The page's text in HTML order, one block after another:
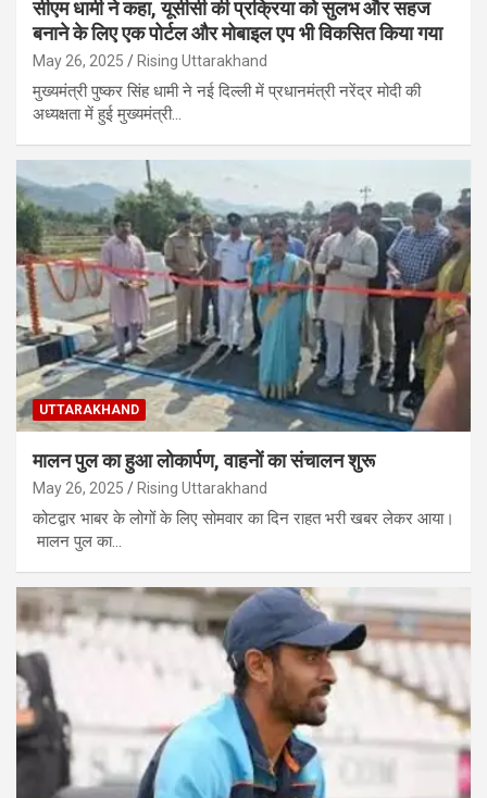
सीएम धामी ने कहा, यूसीसी की प्रक्रिया को सुलभ और सहज
बनाने के लिए एक पोर्टल और मोबाइल एप भी विकसित किया गया
May 26, 2025 Rising Uttarakhand
मुख्यमंत्री पुष्कर सिंह धामी ने नई दिल्ली में प्रधानमंत्री नरेंद्र मोदी की
अध्यक्षता में हुई मुख्यमंत्री…
UTTARAKHAND
मालन पुल का हुआ लोकार्पण, वाहनों का संचालन शुरू
May 26, 2025 Rising Uttarakhand
कोटद्वार भाबर के लोगों के लिए सोमवार का दिन राहत भरी खबर लेकर आया।
मालन पुल का…